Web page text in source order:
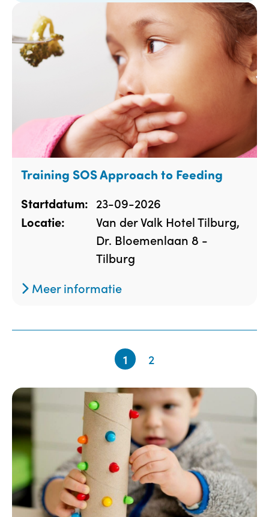
Training SOS Approach to Feeding
Startdatum: 23-09-2026
Locatie:
Van der Valk Hotel Tilburg,
Dr. Bloemenlaan 8 -
Tilburg
Meer informatie
1 2